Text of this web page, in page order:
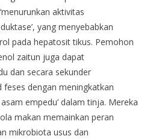
aktivitas
yang menyebabkan
pada hepatosit tikus. Pemohon
zaitun juga dapat
dan secara sekunder
feses dengan meningkatkan
empedu’ dalam tinja. Mereka
makan memainkan peran
mikrobiota usus dan